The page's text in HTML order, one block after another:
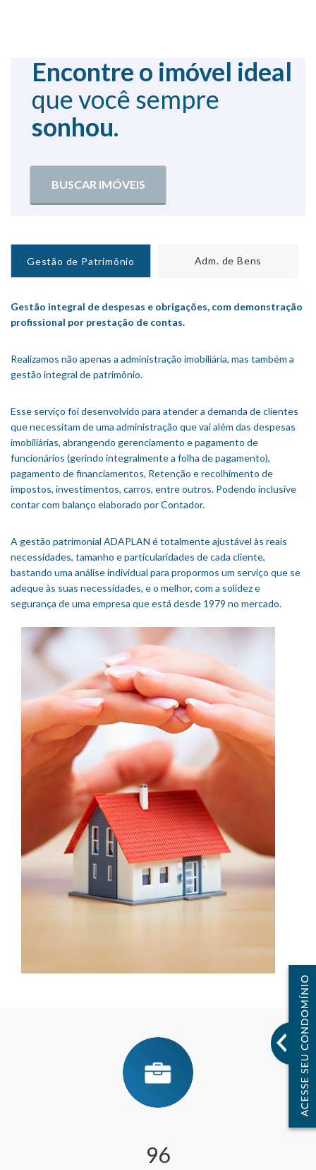
Encontre o imóvel ideal
que você sempre
sonhou.
BUSCAR IMÓVEIS
Gestão de Patrimônio Adm. de Bens
Gestão integral de despesas e obrigações, com demonstração
profissional por prestação de contas.
Realizamos não apenas a administração imobiliária, mas também a
gestão integral de patrimônio.
Esse serviço foi desenvolvido para atender a demanda de clientes
que necessitam de uma administração que vai além das despesas
imobiliárias, abrangendo gerenciamento e pagamento de
funcionários (gerindo integralmente a folha de pagamento),
pagamento de financiamentos, Retenção e recolhimento de
impostos, investimentos, carros, entre outros. Podendo inclusive
contar com balanço elaborado por Contador.
A gestão patrimonial ADAPLAN é totalmente ajustável às reais
necessidades, tamanho e particularidades de cada cliente,
bastando uma análise individual para propormos um serviço que se
adeque às suas necessidades, e o melhor, com a solidez e
segurança de uma empresa que está desde 1979 no mercado.
110